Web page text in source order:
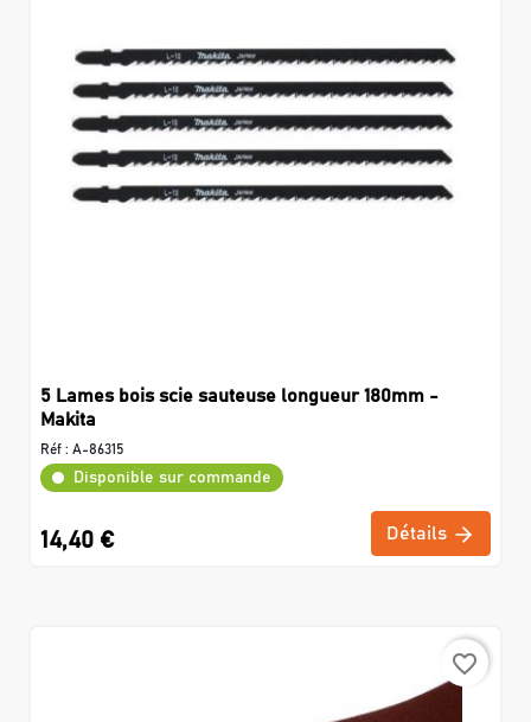
5 Lames bois scie sauteuse longueur 180mm -
Makita
Réf : A-86315
Disponible sur commande
14,40 € Détails
favorite_border